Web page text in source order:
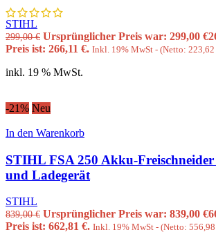
STIHL
299,00€ Ursprünglicher Preis war: 299,00 €
Preis ist: 266,11 €. Inkl. 19% MwSt - (Netto: 223,62
inkl. 19 % MwSt.
-21% Neu
In den Warenkorb
STIHL FSA 250 Akku-
und Ladegerät
STIHL
839,00€ Ursprünglicher Preis war: 839,00 €
Preis ist: 662,81 €. Inkl. 19% MwSt - (Netto: 556,98